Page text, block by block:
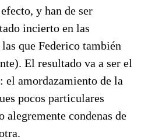
y han de ser
incierto en las
que Federico también
El resultado va a ser el
el amordazamiento de la
pocos particulares
alegremente condenas de